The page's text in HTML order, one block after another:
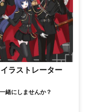
ラストレーター
緒にしませんか？